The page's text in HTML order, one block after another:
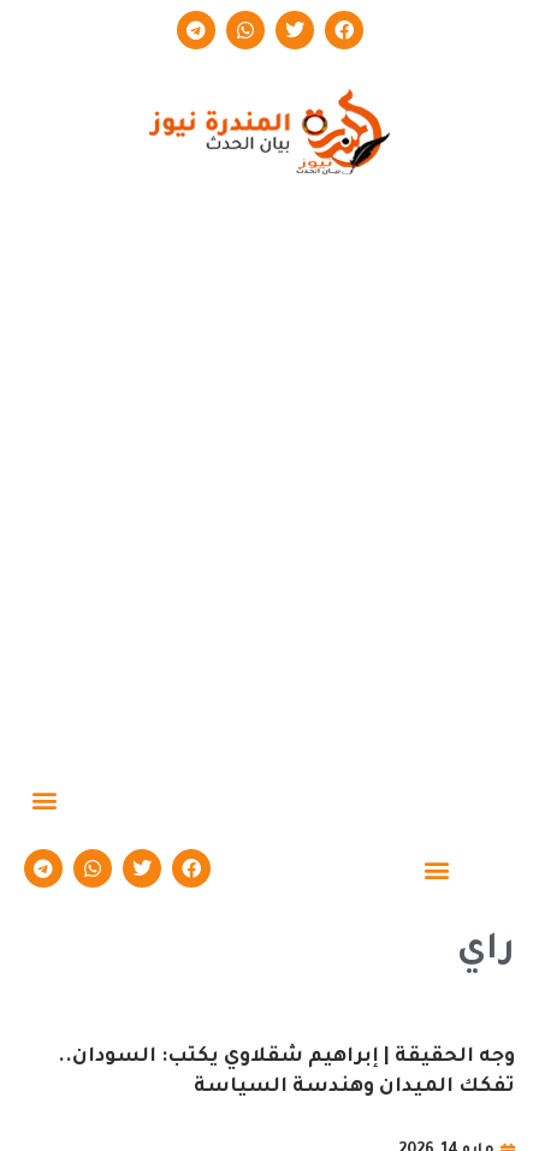
راي
وجه الحقيقة | إبراهيم شقلاوي يكتب: السودان..
تفكك الميدان وهندسة السياسة